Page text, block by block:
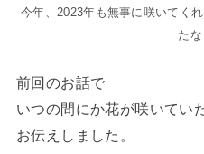
今年、2023年も無事に咲いてく
たな
前回のお話で
いつの間にか花が咲いてい
お伝えしました。